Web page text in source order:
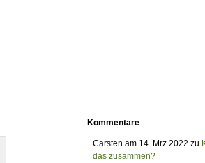
Kommentare
Carsten am 14. Mrz 2022 zu
das zusammen?